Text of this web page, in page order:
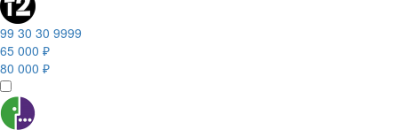
99 30 30 9999
65 000 ₽
80 000 ₽